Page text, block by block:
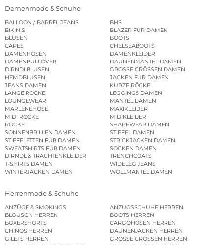
Damenmode & Schuhe
BALLOON / BARREL JEANS
BHS
BIKINIS
BLAZER FÜR DAMEN
BLUSEN
BOOTS
CAPES
CHELSEABOOTS
DAMENHOSEN
DAMENKLEIDER
DAMENPULLOVER
DAUNENMÄNTEL DAMEN
DIRNDLBLUSEN
GROSSE GRÖSSEN DAMEN
HEMDBLUSEN
JACKEN FÜR DAMEN
JEANS DAMEN
KURZE RÖCKE
LANGE RÖCKE
LEGGINGS DAMEN
LOUNGEWEAR
MÄNTEL DAMEN
MARLENEHOSE
MAXIKLEIDER
MIDI RÖCKE
MIDIKLEIDER
RÖCKE
SHAPEWEAR DAMEN
SONNENBRILLEN DAMEN
STIEFEL DAMEN
STIEFELETTEN FÜR DAMEN
STRICKJACKEN DAMEN
SWEATSHIRTS FÜR DAMEN
SOCKEN DAMEN
DIRNDL & TRACHTENKLEIDER
TRENCHCOATS
T-SHIRTS DAMEN
WIDELEG JEANS
WINTERJACKEN DAMEN
WOLLMÄNTEL DAMEN
Herrenmode & Schuhe
ANZÜGE & SMOKINGS
ANZUGSSCHUHE HERREN
BLOUSON HERREN
BOOTS HERREN
BOXERSHORTS
CARGOHOSEN HERREN
CHINOS HERREN
DAUNENJACKEN HERREN
GILETS HERREN
GROSSE GRÖSSEN HERREN